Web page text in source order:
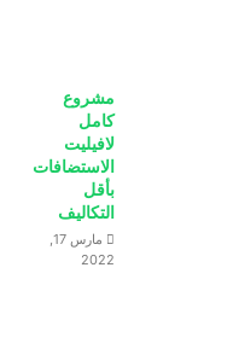
مشروع
كامل
لافيليت
الاستضافات
بأقل
التكاليف
مارس 17,
2022